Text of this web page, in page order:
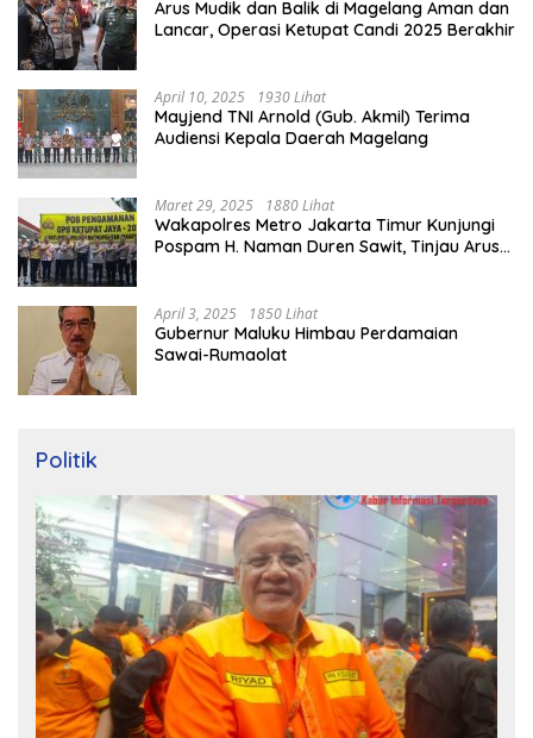
Arus Mudik dan Balik di Magelang Aman dan
Lancar, Operasi Ketupat Candi 2025 Berakhir
April 10, 2025 1930 Lihat
Mayjend TNI Arnold (Gub. Akmil) Terima
Audiensi Kepala Daerah Magelang
Maret 29, 2025 1880 Lihat
Wakapolres Metro Jakarta Timur Kunjungi
Pospam H. Naman Duren Sawit, Tinjau Arus
April 3, 2025 1850 Lihat
Gubernur Maluku Himbau Perdamaian
Sawai-Rumaolat
Politik